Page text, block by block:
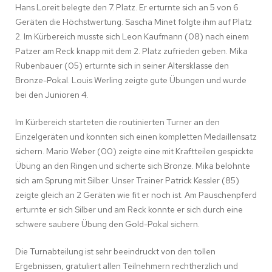
Hans Loreit belegte den 7. Platz. Er erturnte sich an 5 von 6
Geräten die Höchstwertung. Sascha Minet folgte ihm auf Platz
2. Im Kürbereich musste sich Leon Kaufmann (08) nach einem
Patzer am Reck knapp mit dem 2. Platz zufrieden geben. Mika
Rubenbauer (05) erturnte sich in seiner Altersklasse den
Bronze-Pokal. Louis Werling zeigte gute Übungen und wurde
bei den Junioren 4.
Im Kürbereich starteten die routinierten Turner an den
Einzelgeräten und konnten sich einen kompletten Medaillensatz
sichern. Mario Weber (00) zeigte eine mit Kraftteilen gespickte
Übung an den Ringen und sicherte sich Bronze. Mika belohnte
sich am Sprung mit Silber. Unser Trainer Patrick Kessler (85)
zeigte gleich an 2 Geräten wie fit er noch ist. Am Pauschenpferd
erturnte er sich Silber und am Reck konnte er sich durch eine
schwere saubere Übung den Gold-Pokal sichern.
Die Turnabteilung ist sehr beeindruckt von den tollen
Ergebnissen, gratuliert allen Teilnehmern rechtherzlich und